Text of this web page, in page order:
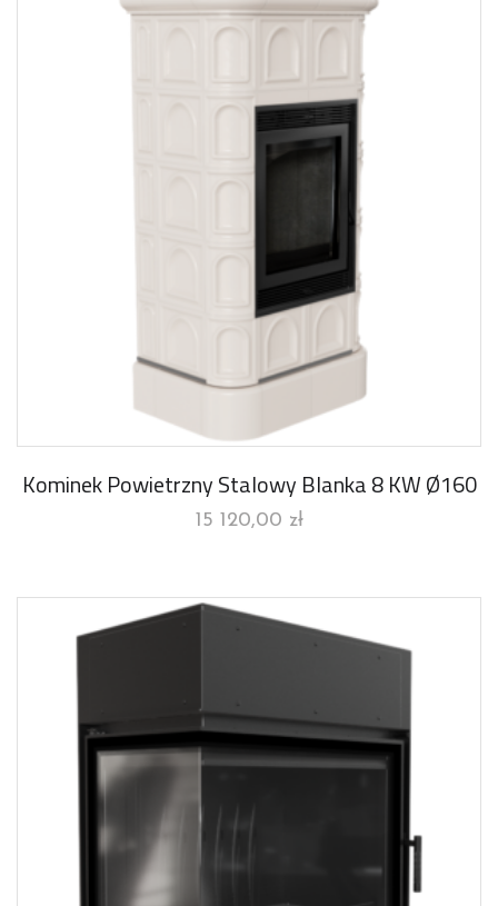
Kominek Powietrzny Stalowy Blanka 8 KW Ø160
15 120,00 zł